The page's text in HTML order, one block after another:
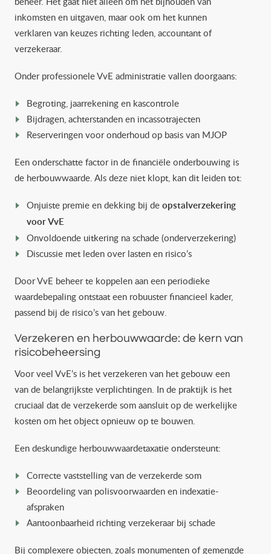
inkomsten en uitgaven, maar ook om het kunnen
verklaren van keuzes richting leden, accountant of
verzekeraar.
Onder professionele VvE administratie vallen doorgaans:
Begroting, jaarrekening en kascontrole
Bijdragen, achterstanden en incassotrajecten
Reserveringen voor onderhoud op basis van MJOP
Een onderschatte factor in de financiële onderbouwing is
de herbouwwaarde. Als deze niet klopt, kan dit leiden tot:
Onjuiste premie en dekking bij de opstalverzekering
voor VvE
Onvoldoende uitkering na schade (onderverzekering)
Discussie met leden over lasten en risico’s
Door VvE beheer te koppelen aan een periodieke
waardebepaling ontstaat een robuuster financieel kader,
passend bij de risico’s van het gebouw.
Verzekeren en herbouwwaarde: de kern van
risicobeheersing
Voor veel VvE’s is het verzekeren van het gebouw een
van de belangrijkste verplichtingen. In de praktijk is het
cruciaal dat de verzekerde som aansluit op de werkelijke
kosten om het object opnieuw op te bouwen.
Een deskundige herbouwwaardetaxatie ondersteunt:
Correcte vaststelling van de verzekerde som
Beoordeling van polisvoorwaarden en indexatie-
afspraken
Aantoonbaarheid richting verzekeraar bij schade
Bij complexere objecten, zoals monumenten of gemengde